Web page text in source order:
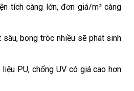
tích càng lớn, đơn giá/m² càng
sâu, bong tróc nhiều sẽ phát sinh
liệu PU, chống UV có giá cao hơn